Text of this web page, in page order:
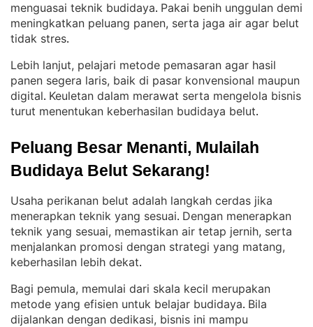
menguasai teknik budidaya. Pakai benih unggulan demi
meningkatkan peluang panen, serta jaga air agar belut
tidak stres.
Lebih lanjut, pelajari metode pemasaran agar hasil
panen segera laris, baik di pasar konvensional maupun
digital. Keuletan dalam merawat serta mengelola bisnis
turut menentukan keberhasilan budidaya belut.
Peluang Besar Menanti, Mulailah
Budidaya Belut Sekarang!
Usaha perikanan belut adalah langkah cerdas jika
menerapkan teknik yang sesuai. Dengan menerapkan
teknik yang sesuai, memastikan air tetap jernih, serta
menjalankan promosi dengan strategi yang matang,
keberhasilan lebih dekat.
Bagi pemula, memulai dari skala kecil merupakan
metode yang efisien untuk belajar budidaya. Bila
dijalankan dengan dedikasi, bisnis ini mampu